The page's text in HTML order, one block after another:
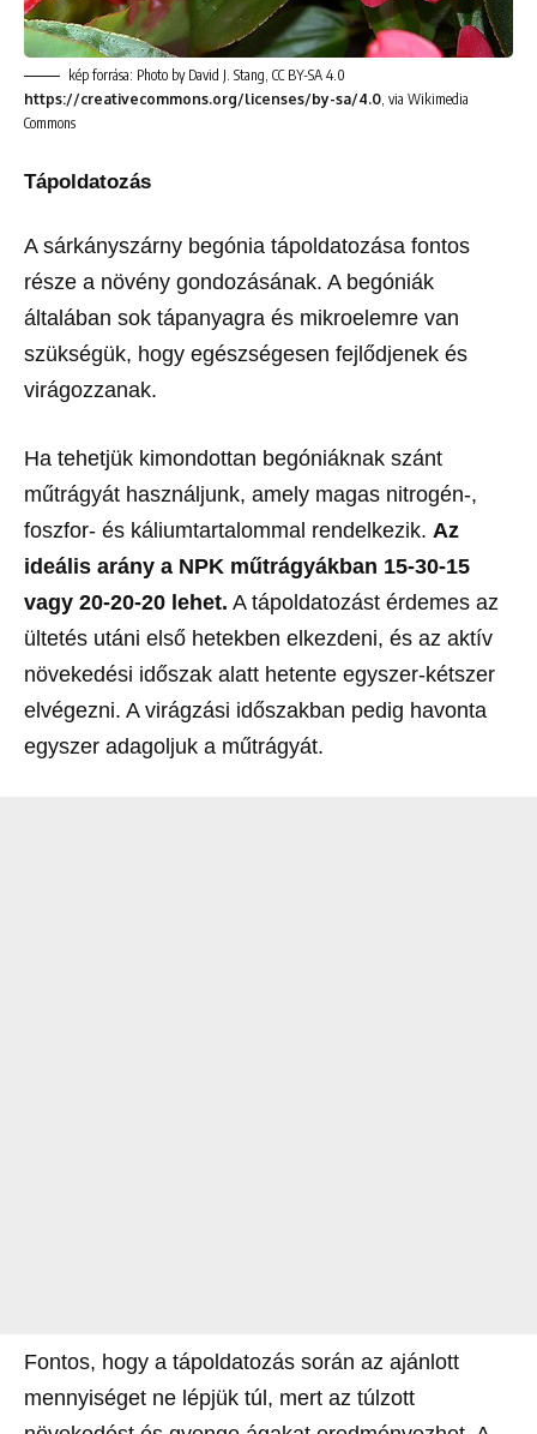
kép forrása: Photo by David J. Stang, CC BY-SA 4.0
https://creativecommons.org/licenses/by-sa/4.0 , via Wikimedia
Commons
Tápoldatozás
A sárkányszárny begónia tápoldatozása fontos
része a növény gondozásának. A begóniák
általában sok tápanyagra és mikroelemre van
szükségük, hogy egészségesen fejlődjenek és
virágozzanak.
Ha tehetjük kimondottan begóniáknak szánt
műtrágyát használjunk, amely magas nitrogén-,
foszfor- és káliumtartalommal rendelkezik. Az
ideális arány a NPK műtrágyákban 15-30-15
vagy 20-20-20 lehet. A tápoldatozást érdemes az
ültetés utáni első hetekben elkezdeni, és az aktív
növekedési időszak alatt hetente egyszer-kétszer
elvégezni. A virágzási időszakban pedig havonta
egyszer adagoljuk a műtrágyát.
Fontos, hogy a tápoldatozás során az ajánlott
mennyiséget ne lépjük túl, mert az túlzott